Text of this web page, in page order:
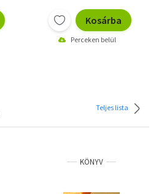
Kosárba
Perceken belül
Teljes lista
KÖNYV